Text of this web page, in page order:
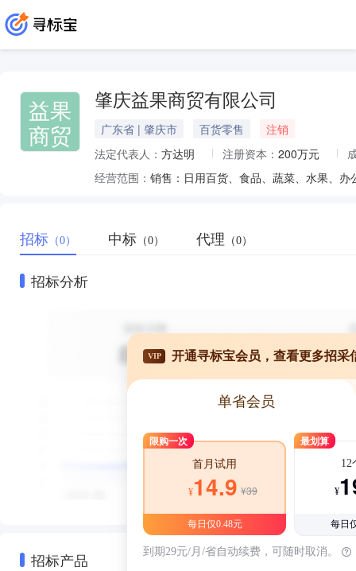
益果
商贸
肇庆益果商贸有限公司
广东省 | 肇庆市 百货零售
注销
法定代表人： 方达明 注册资本： 200万元
经营范围：
招标 （0） 中标 （0） 代理 （0）
招标分析
招标产品
VIP 开通寻标宝会员，查看更多招采
单省会员
限购一次
首月试用
¥14.9 ¥39
每日仅0.48元
最划算
12
¥
每日
到期29元/月/省自动续费，可随时取消。